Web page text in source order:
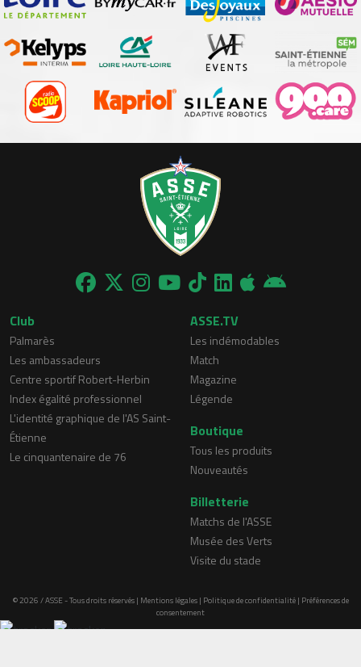
Club
Palmarès
Les ambassadeurs
Centre sportif Robert-Herbin
Index égalité professionnel
L'identité graphique de l'AS Saint-
Étienne
Le cinquantenaire de 76
ASSE.TV
Les indémodables
Match
Magazine
Légende
Boutique
Tous les produits
Nouveautés
Billetterie
Matchs de l'ASSE
Musée des Verts
Visite du stade
© 2026 / ASSE - Tous droits réservés | Mentions légales| Politique de confidentialité| Préférences de
consentement